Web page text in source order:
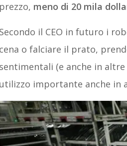
prezzo, meno di 20 mila
Secondo il CEO in futuro i
cena o falciare il prato,
sentimentali (e anche in
utilizzo importante anche in